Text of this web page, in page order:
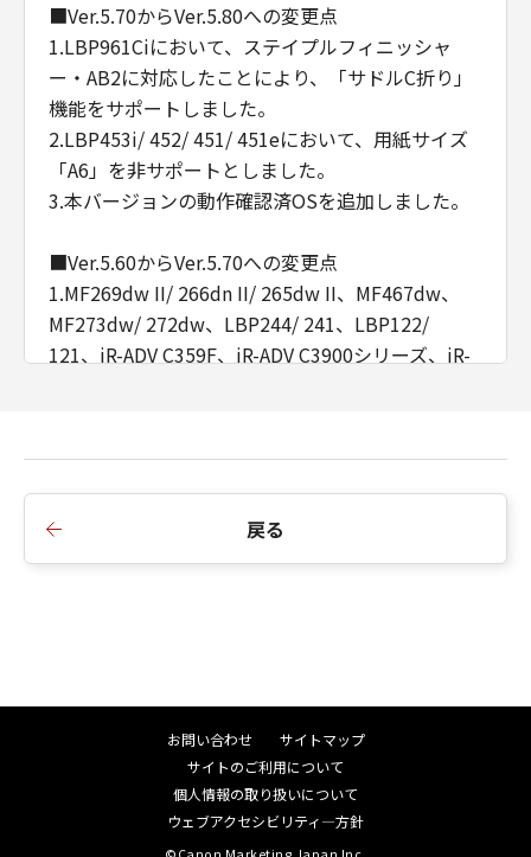
Finally, any free program is threatened
constantly by software patents. We wish to
avoid the danger that redistributors of a free
program will individually obtain patent
licenses, in effect making the program
proprietary. To prevent this, we have made it
clear that any patent must be licensed for
everyone's free use or not licensed at all.
The precise terms and conditions for copying,
distribution and modification follow.
0. This License applies to any program or
other work which contains a notice placed by
the copyright holder saying it may be
Program or any derivative work under
copyright law: that is to say, a work
containing the Program or a portion of it,
either verbatim or with modifications and/or
translated into another language.
(Hereinafter, translation is included without
■Ver.5.70からVer.5.80への変更点
1.LBP961Ciにおいて、ステイプルフィニッシャ
ー・AB2に対応したことにより、「サドルC折り」
機能をサポートしました。
2.LBP453i/ 452/ 451/ 451eにおいて、用紙サイズ
「A6」を非サポートとしました。
3.本バージョンの動作確認済OSを追加しました。
■Ver.5.60からVer.5.70への変更点
1.MF269dw II/ 266dn II/ 265dw II、MF467dw、
MF273dw/ 272dw、LBP244/ 241、LBP122/
121、iR-ADV C359F、iR-ADV C3900シリーズ、iR-
しました。
4.本バージョンの動作確認済OSを追加しました。
2.本バージョンの動作確認済OSを追加しました。
■Ver.5.40からVer.5.50への変更点
1.iR-ADV 4800シリーズ、MF7625F、MF755Cdw/
戻る
お問い合わせ
サイトマップ
サイトのご利用について
個人情報の取り扱いについて
ウェブアクセシビリティ―方針